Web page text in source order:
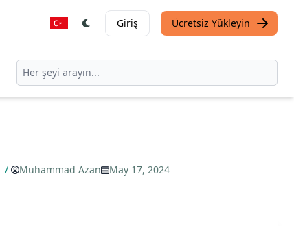
Giriş Ücretsiz Yükleyin
/ Muhammad Azan
May 17, 2024